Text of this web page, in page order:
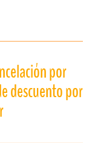
por
descuento por